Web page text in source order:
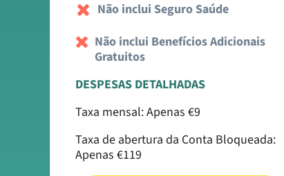
Não inclui Seguro Saúde
Não inclui Benefícios Adicionais
Gratuitos
DESPESAS DETALHADAS
Taxa mensal: Apenas €9
Taxa de abertura da Conta Bloqueada:
Apenas €119